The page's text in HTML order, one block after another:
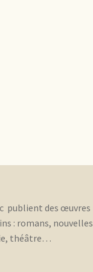
publient des œuvres
: romans, nouvelles
théâtre…